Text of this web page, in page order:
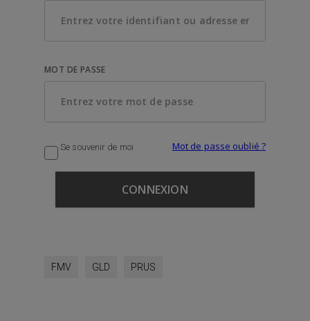
MOT DE PASSE
Se souvenir de moi Mot de passe oublié ?
FMV GLD PRUS